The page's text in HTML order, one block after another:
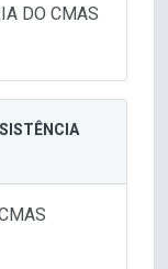
DO CMAS